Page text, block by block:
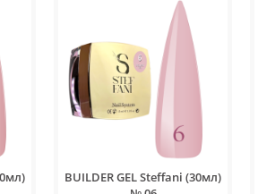
BUILDER GEL Steffani (30мл)